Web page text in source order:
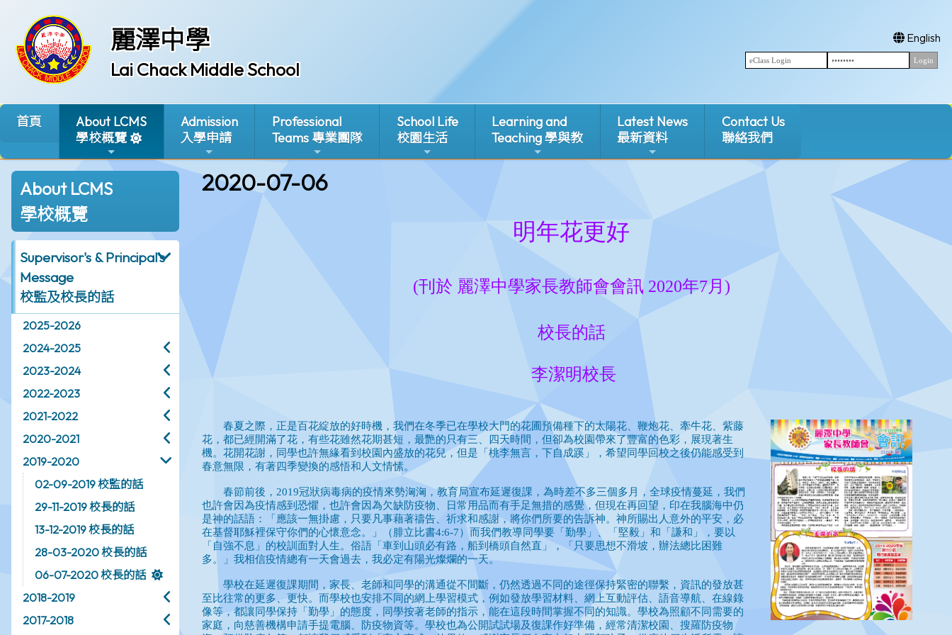
麗澤中學
Lai Chack Middle School
English
首頁
About LCMS
學校概覽
Admission
入學申請
Professional
Teams 專業團隊
School Life
校園生活
Learning and
Teaching 學與教
Latest News
最新資料
Contact Us
聯絡我們
About LCMS
學校概覽
Supervisor's & Principal's
Message
校監及校長的話
2025-2026
2024-2025
2023-2024
2022-2023
2021-2022
2020-2021
2019-2020
02-09-2019 校監的話
29-11-2019 校長的話
13-12-2019 校長的話
28-03-2020 校長的話
06-07-2020 校長的話
2018-2019
2017-2018
2020-07-06